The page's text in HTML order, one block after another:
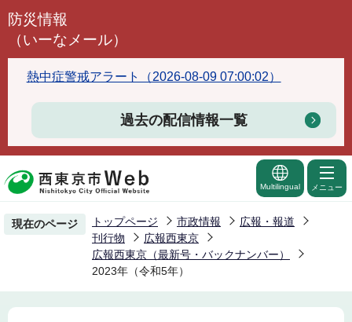
こ
頭
で
防災情報
（いーなメール）
熱中症警戒アラート（2026-08-09 07:00:02）
過去の配信情報一覧
Multilingual メニュー
現在のページ トップページ 市政情報
広報・報道
刊行物
広報西東京
広報西東京（最新号・バックナンバー）
2023年（令和5年）